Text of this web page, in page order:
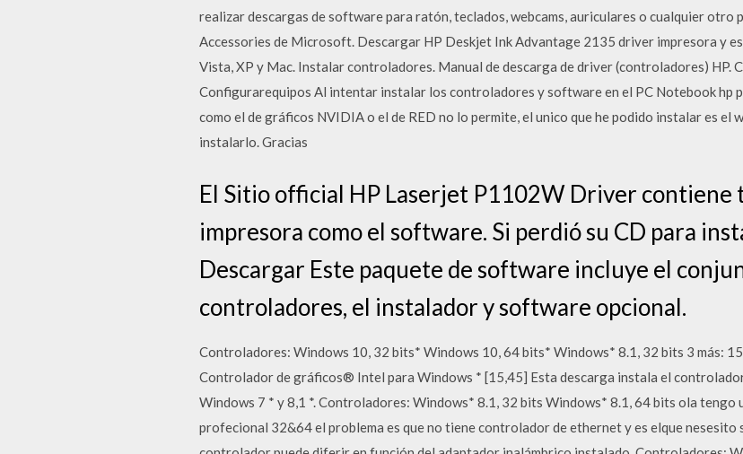
realizar descargas de software para ratón, teclados, webcams, auriculares o cualquier
Accessories de Microsoft. Descargar HP Deskjet Ink Advantage 2135 driver impresora y
Vista, XP y Mac. Instalar controladores. Manual de descarga de driver (controladores) HP.
Configurarequipos Al intentar instalar los controladores y software en el PC Notebook hp
como el de gráficos NVIDIA o el de RED no lo permite, el unico que he podido instalar es el
instalarlo. Gracias
El Sitio official HP Laserjet P1102W Driver contiene
impresora como el software. Si perdió su CD para
Descargar Este paquete de software incluye el
controladores, el instalador y software opcional.
Controladores: Windows 10, 32 bits* Windows 10, 64 bits* Windows* 8.1, 32 bits 3 más:
Controlador de gráficos® Intel para Windows * [15,45] Esta descarga instala el
Windows 7 * y 8,1 *. Controladores: Windows* 8.1, 32 bits Windows* 8.1, 64 bits ola tengo
profecional 32&64 el problema es que no tiene controlador de ethernet y es elque